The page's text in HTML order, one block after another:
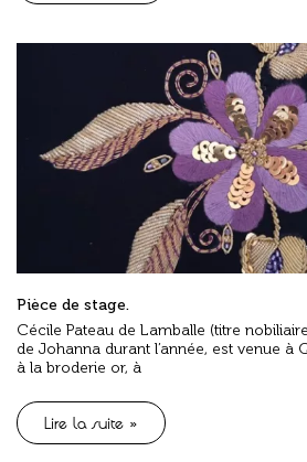
Pièce de stage.
Cécile Pateau de Lamballe (titre
de Johanna durant l’année, est venue à
à la broderie or, à
Lire la suite »